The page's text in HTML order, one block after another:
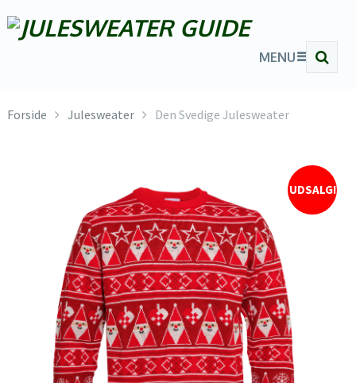
MENU
Forside Julesweater Den Svedige Julesweater
UDSALG!